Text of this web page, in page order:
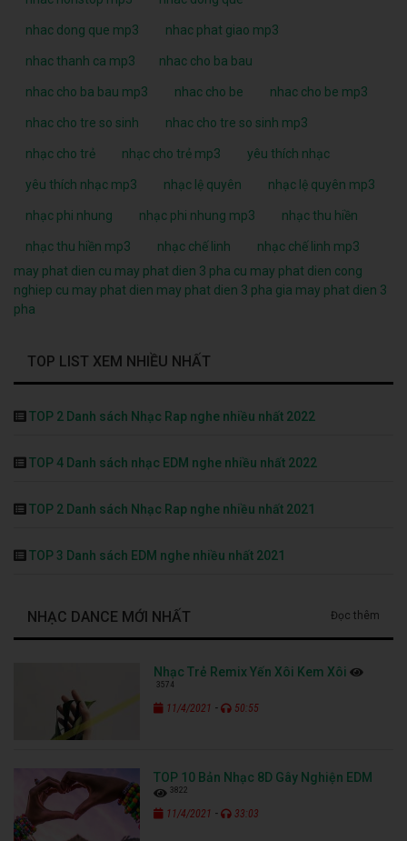
nhac dong que mp3 nhac phat giao mp3
nhac thanh ca mp3 nhac cho ba bau
nhac cho ba bau mp3 nhac cho be nhac cho be mp3
nhac cho tre so sinh nhac cho tre so sinh mp3
nhạc cho trẻ nhạc cho trẻ mp3 yêu thích nhạc
yêu thích nhạc mp3 nhạc lệ quyên nhạc lệ quyên mp3
nhạc phi nhung nhạc phi nhung mp3 nhạc thu hiền
nhạc thu hiền mp3 nhạc chế linh
nhạc chế linh mp3
may phat dien cu may phat dien 3 pha cu may phat dien cong
nghiep cu may phat dien may phat dien 3 pha gia may phat dien 3
pha
TOP LIST XEM NHIỀU NHẤT
TOP 2 Danh sách Nhạc Rap nghe nhiều nhất 2022
TOP 4 Danh sách nhạc EDM nghe nhiều nhất 2022
TOP 2 Danh sách Nhạc Rap nghe nhiều nhất 2021
TOP 3 Danh sách EDM nghe nhiều nhất 2021
NHẠC DANCE MỚI NHẤT Đọc thêm
Nhạc Trẻ Remix Yến Xôi Kem Xôi
3574
11/4/2021 - 50:55
TOP 10 Bản Nhạc 8D Gây Nghiện EDM
3822
11/4/2021 - 33:03